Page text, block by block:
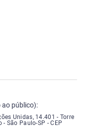
ao público):
das Nações Unidas,
Unidas, 14.401 - Torre
São Paulo-SP - CEP